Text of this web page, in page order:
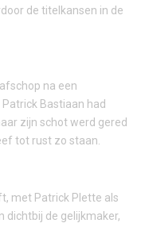
de titelkansen in de
na een
Bastiaan had
zijn schot werd gered
tot rust zo staan.
met Patrick Plette als
dichtbij de gelijkmaker,